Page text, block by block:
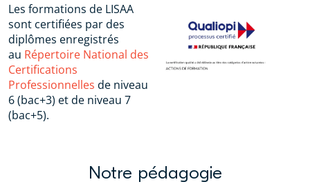
Les formations de LISAA
sont certifiées par des
diplômes enregistrés
au Répertoire National des
Certifications
Professionnelles de niveau
6 (bac+3) et de niveau 7
(bac+5).
Notre pédagogie